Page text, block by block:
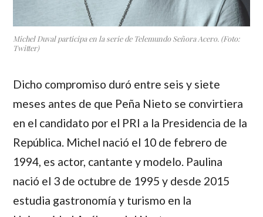
Michel Duval participa en la serie de Telemundo Señora Acero. (Foto:
Twitter)
Dicho compromiso duró entre seis y siete
meses antes de que Peña Nieto se convirtiera
en el candidato por el PRI a la Presidencia de la
República. Michel nació el 10 de febrero de
1994, es actor, cantante y modelo. Paulina
nació el 3 de octubre de 1995 y desde 2015
estudia gastronomía y turismo en la